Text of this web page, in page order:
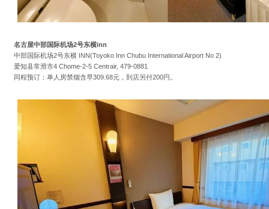
名古屋中部国际机场2号东横inn
中部国际机场2号东横 INN(Toyoko Inn Chubu International Airport No 2)
爱知县常滑市4 Chome-2-5 Centrair, 479-0881
同程预订：单人房禁烟含早309.68元，到店另付200円。